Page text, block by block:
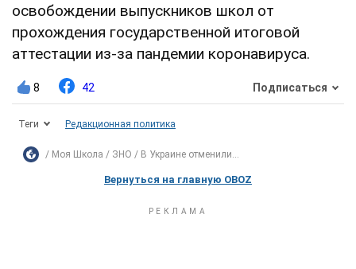
освобождении выпускников школ от
прохождения государственной итоговой
аттестации из-за пандемии коронавируса.
8 42 Подписаться
Теги Редакционная политика
Моя Школа ЗНО В Украине отменили...
Вернуться на главную OBOZ